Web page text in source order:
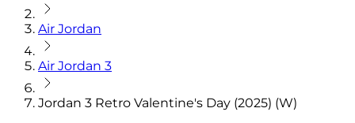
Air Jordan
Air Jordan 3
Jordan 3 Retro Valentine's Day (2025) (W)